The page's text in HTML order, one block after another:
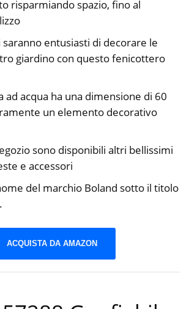
risparmiando spazio, fino al
entusiasti di decorare le
giardino con questo fenicottero
ad acqua ha una dimensione di 60
un elemento decorativo
sono disponibili altri bellissimi
e accessori
del marchio Boland sotto il titolo
ACQUISTA DA AMAZON